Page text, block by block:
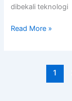
dibekali teknologi
Read More »
1